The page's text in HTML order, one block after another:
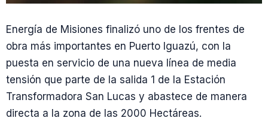
Energía de Misiones finalizó uno de los frentes de
obra más importantes en Puerto Iguazú, con la
puesta en servicio de una nueva línea de media
tensión que parte de la salida 1 de la Estación
Transformadora San Lucas y abastece de manera
directa a la zona de las 2000 Hectáreas.